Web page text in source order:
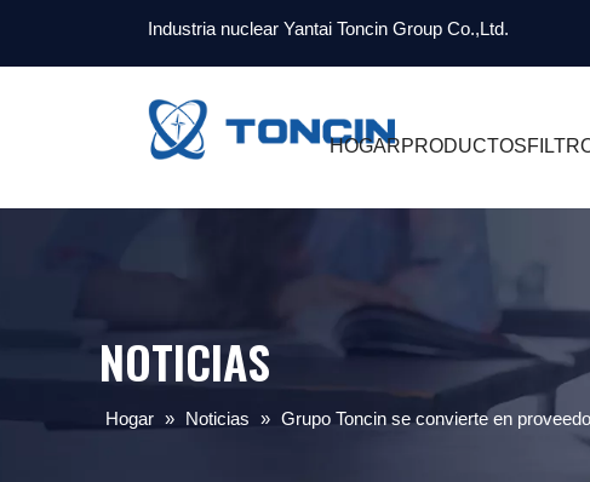
Industria nuclear Yantai Toncin Group Co.,Ltd.
HOGARPRODUCTOS
NOTICIAS
Hogar » Noticias » Grupo Toncin se convierte en